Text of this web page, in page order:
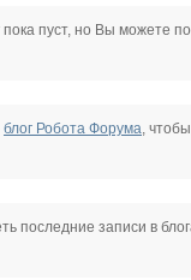
пока пуст, но Вы можете
блог Робота Форума,
последние записи в